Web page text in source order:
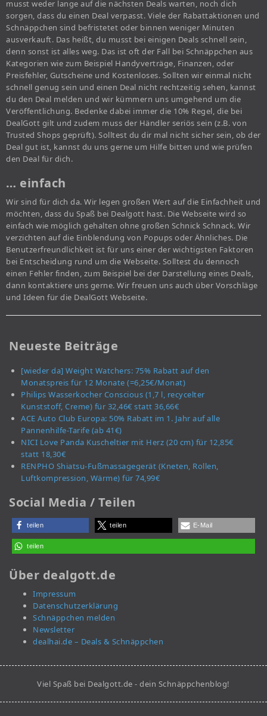
musst weder lange auf die nächsten Deals warten, noch dich
sorgen, dass du einen Deal verpasst. Viele der Rabattaktionen und
Schnäppchen sind befristetet oder binnen weniger Minuten
ausverkauft. Das heißt, du musst bei einigen Deals schnell sein,
denn sonst ist alles weg. Das ist oft der Fall bei Schnäppchen aus
Kategorien wie zum Beispiel Handyverträge, Finanzen, oder
Preisfehler, Gutscheine und Kostenloses. Sollten wir einmal nicht
schnell genug sein und einen Deal nicht rechtzeitig sehen, kannst
du den Deal melden und wir kümmern uns umgehend um die
Veröffentlichung. Bedenke dabei immer die 10% Regel, die bei
DealGott gilt und zudem muss der Händler seriös sein (z.B. von
Trusted Shops geprüft). Solltest du dir mal nicht sicher sein, ob der
Deal gut ist, kannst du uns gerne um Hilfe bitten und wie prüfen
den Deal für dich.
… einfach
Wir sind für dich da. Wir legen großen Wert auf die Einfachheit und
möchten, dass du Spaß bei Dealgott hast. Die Webseite wird so
einfach wie möglich gehalten ohne großen Schnick Schnack. Wir
verzichten auf die Einblendung von Popups oder Ähnliches. Die
Benutzerfreundlichkeit ist für uns einer der wichtigsten Faktoren
bei Entscheidung rund um die Webseite. Solltest du dennoch
einen Fehler finden, zum Beispiel bei der Darstellung eines Deals,
dann kontaktiere uns gerne. Wir freuen uns auch über Vorschläge
und Ideen für die DealGott Webseite.
Neueste Beiträge
[wieder da] Weight Watchers: 75% Rabatt auf den
Monatspreis für 12 Monate (=6,25€/Monat)
Philips Wasserkocher Conscious (1,7 l, recycelter
Kunststoff, Creme) für 32,46€ statt 36,66€
ACE Auto Club Europa: 50% Rabatt im 1. Jahr auf alle
Pannenhilfe-Tarife (ab 41€)
NICI Love Panda Kuscheltier mit Herz (20 cm) für 12,85€
statt 18,30€
RENPHO Shiatsu-Fußmassagegerät (Kneten, Rollen,
Luftkompression, Wärme) für 74,99€
Social Media / Teilen
teilen teilen E-Mail
teilen
Über dealgott.de
Impressum
Datenschutzerklärung
Schnäppchen melden
Newsletter
dealhai.de – Deals & Schnäppchen
Viel Spaß bei Dealgott.de - dein Schnäppchenblog!